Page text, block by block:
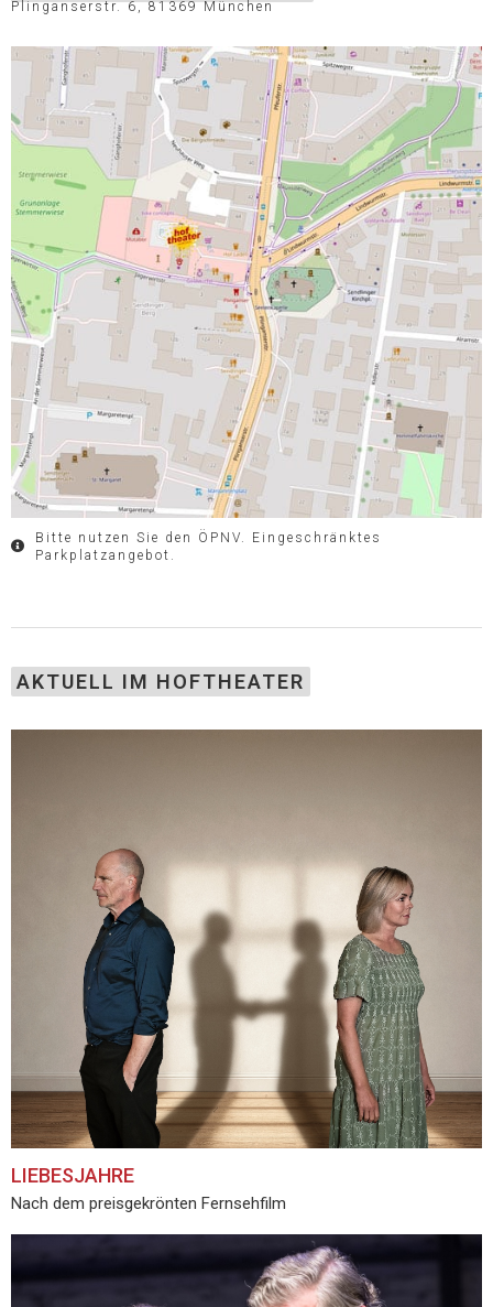
Plinganserstr. 6, 81369 München
Bitte nutzen Sie den ÖPNV. Eingeschränktes
Parkplatzangebot.
AKTUELL IM HOFTHEATER
LIEBESJAHRE
Nach dem preisgekrönten Fernsehfilm